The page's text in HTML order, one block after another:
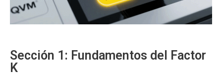
Sección 1: Fundamentos del Factor
K